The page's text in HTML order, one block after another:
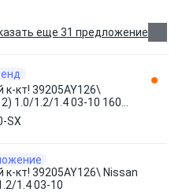
еще 31 предложение
кт! 39205AY126\
1.0/1.2/1.4 03-10 160
SX
кт! 39205AY126\ Nissan
1.4 03-10